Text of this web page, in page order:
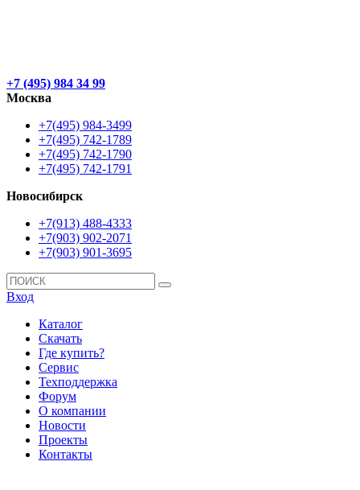
+7 (495) 984 34 99
Москва
+7(495) 984-3499
+7(495) 742-1789
+7(495) 742-1790
+7(495) 742-1791
Новосибирск
+7(913) 488-4333
+7(903) 902-2071
+7(903) 901-3695
Вход
Каталог
Скачать
Где купить?
Сервис
Техподдержка
Форум
О компании
Новости
Проекты
Контакты